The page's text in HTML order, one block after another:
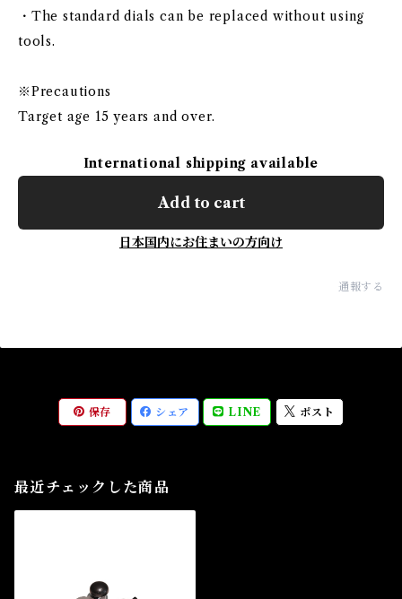
・The standard dials can be replaced without using
tools.
※Precautions
Target age 15 years and over.
International shipping available
Add to cart
日本国内にお住まいの方向け
通報する
保存 シェア LINE ポスト
最近チェックした商品